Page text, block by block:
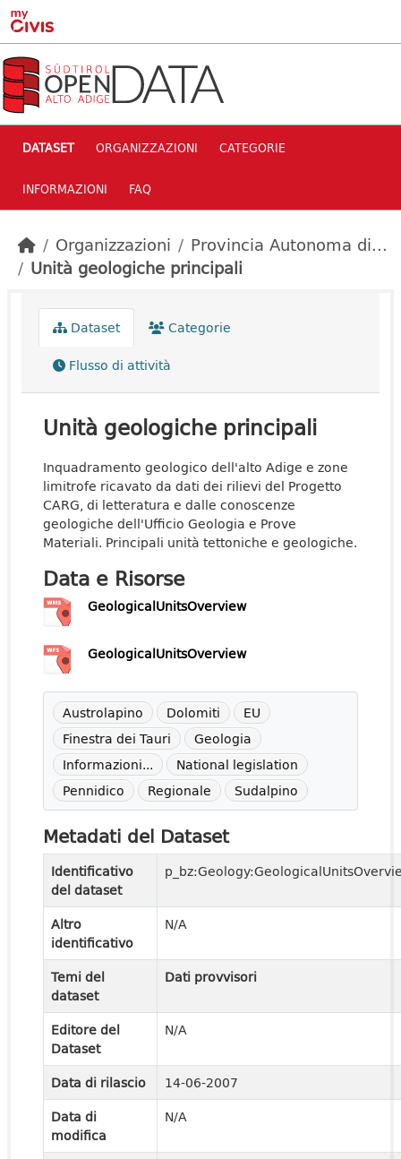
Skip to main content
DATASET ORGANIZZAZIONI CATEGORIE
INFORMAZIONI FAQ
Organizzazioni
Provincia Autonoma di...
Unità geologiche principali
Dataset
Categorie
Flusso di attività
Unità geologiche principali
Inquadramento geologico dell'alto Adige e zone
limitrofe ricavato da dati dei rilievi del Progetto
CARG, di letteratura e dalle conoscenze
geologiche dell'Ufficio Geologia e Prove
Materiali. Principali unità tettoniche e geologiche.
Data e Risorse
GeologicalUnitsOverview
GeologicalUnitsOverview
Austrolapino Dolomiti
EU
Finestra dei Tauri
Geologia
Informazioni...
National legislation
Pennidico
Regionale Sudalpino
Metadati del Dataset
Identificativo
del dataset
Altro
identificativo
N/A
Temi del
dataset
Dati provvisori
Editore del
Dataset
N/A
Data di rilascio
14-06-2007
Data di
modifica
N/A